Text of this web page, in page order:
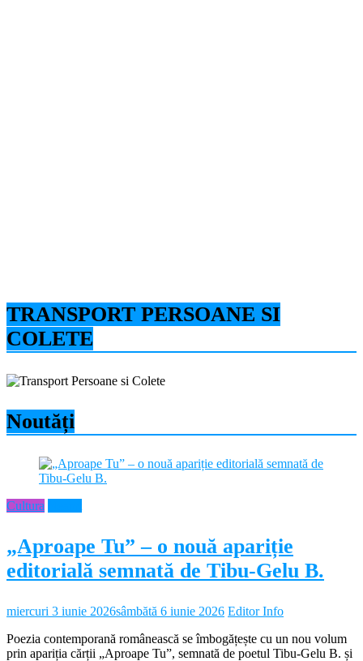
TRANSPORT PERSOANE SI
COLETE
Noutăți
Cultura
„Aproape Tu” – o nouă apariție
editorială semnată de Tibu-Gelu B.
miercuri 3 iunie 2026sâmbătă 6 iunie 2026 Editor Info
Poezia contemporană românească se îmbogățește cu un nou volum
prin apariția cărții „Aproape Tu”, semnată de poetul Tibu-Gelu B. și